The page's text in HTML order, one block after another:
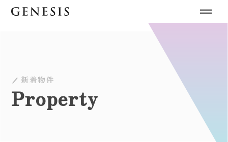
新着物件
Property